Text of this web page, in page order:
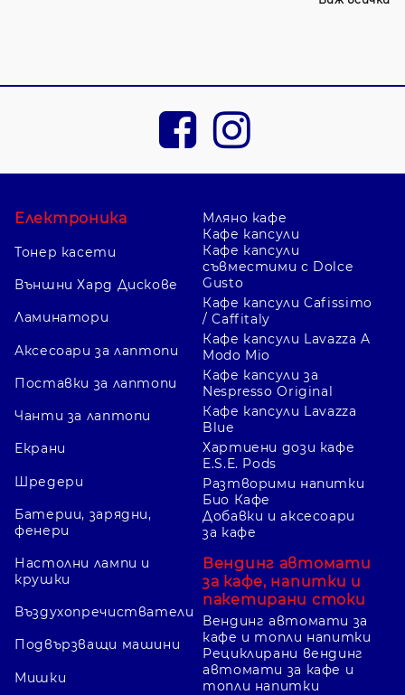
Електроника
Тонер касети
Външни Хард Дискове
Ламинатори
Аксесоари за лаптопи
Поставки за лаптопи
Чанти за лаптопи
Екрани
Шредери
Батерии, зарядни,
фенери
Настолни лампи и
крушки
Въздухопречистватели
Подвързващи машини
Мишки
Мляно кафе
Кафе капсули
Кафе капсули
съвместими с Dolce
Gusto
Кафе капсули Cafissimo
/ Caffitaly
Кафе капсули Lavazza A
Modo Mio
Кафе капсули за
Nespresso Original
Кафе капсули Lavazza
Blue
Хартиени дози кафе
E.S.E. Pods
Разтворими напитки
Био Кафе
Добавки и аксесоари
за кафе
Вендинг автомати
за кафе, напитки и
пакетирани стоки
Вендинг автомати за
кафе и топли напитки
Рециклирани вендинг
автомати за кафе и
топли напитки